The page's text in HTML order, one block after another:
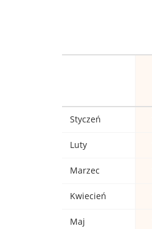
Styczeń
Luty
Marzec
Kwiecień
Maj